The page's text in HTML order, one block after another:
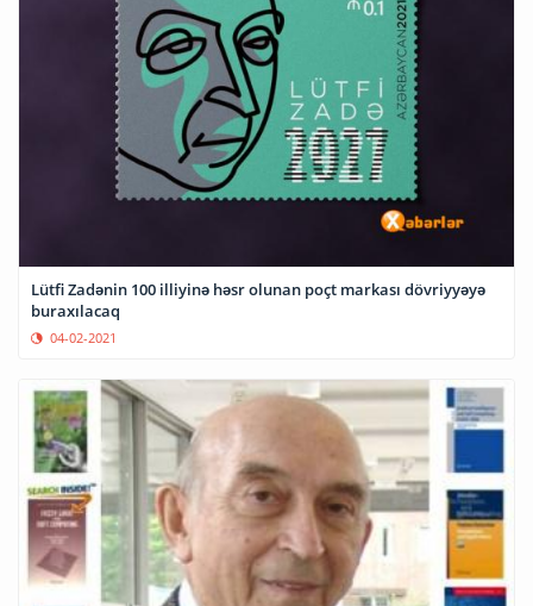
Lütfi Zadənin 100 illiyinə həsr olunan poçt markası dövriyyəyə
buraxılacaq
04-02-2021